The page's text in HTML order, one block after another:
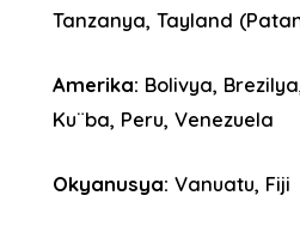
Tanzanya, Tayland
Amerika: Bolivya,
Ku¨ba, Peru, Venezuela
Okyanusya: Vanuatu, Fiji